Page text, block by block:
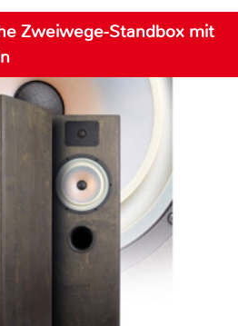
Zweiwege-Standbox mit